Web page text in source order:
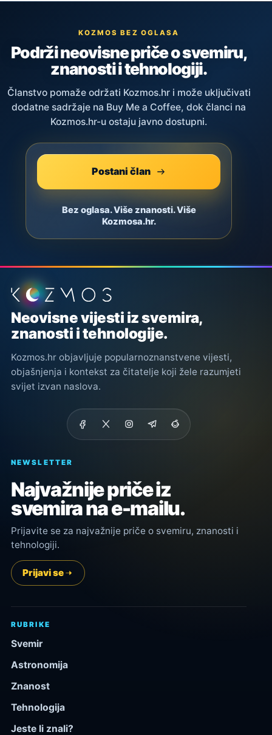
KOZMOS BEZ OGLASA
Podrži neovisne priče o svemiru,
znanosti i tehnologiji.
Članstvo pomaže održati Kozmos.hr i može uključivati
dodatne sadržaje na Buy Me a Coffee, dok članci na
Kozmos.hr-u ostaju javno dostupni.
Postani član
Bez oglasa. Više znanosti. Više
Kozmosa.hr.
Podnožje stranice
Neovisne vijesti iz svemira,
znanosti i tehnologije.
Kozmos.hr objavljuje popularnoznanstvene vijesti,
objašnjenja i kontekst za čitatelje koji žele razumjeti
svijet izvan naslova.
NEWSLETTER
Najvažnije priče iz
svemira na e-mailu.
Prijavite se za najvažnije priče o svemiru, znanosti i
tehnologiji.
Prijavi se
RUBRIKE
Svemir
Astronomija
Znanost
Tehnologija
Jeste li znali?